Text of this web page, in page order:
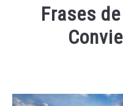
Frases